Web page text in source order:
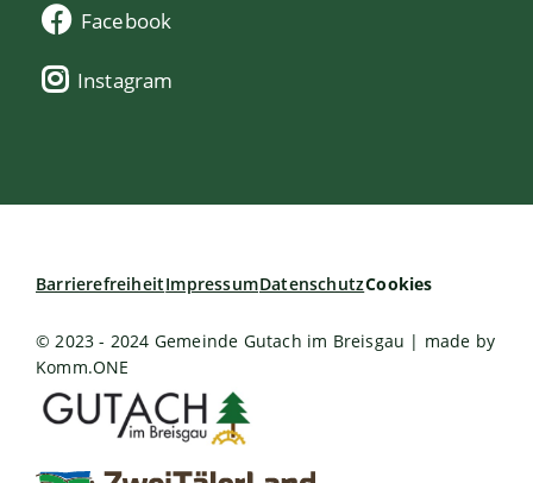
Facebook
Instagram
BarrierefreiheitImpressumDatenschutzCookies
© 2023 - 2024 Gemeinde Gutach im Breisgau | made by
Komm.ONE